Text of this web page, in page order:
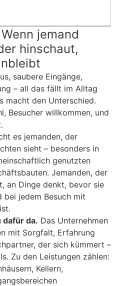
jemand
hinschaut,
saubere Eingänge,
– all das fällt im Alltag
macht den Unterschied.
Besucher willkommen, und
es jemanden, der
sieht – besonders in
genutzten
Jemanden, der
an Dinge denkt, bevor sie
bei jedem Besuch mit
dafür da. Das Unternehmen
mit Sorgfalt, Erfahrung
der sich kümmert –
Zu den Leistungen zählen:
Kellern,